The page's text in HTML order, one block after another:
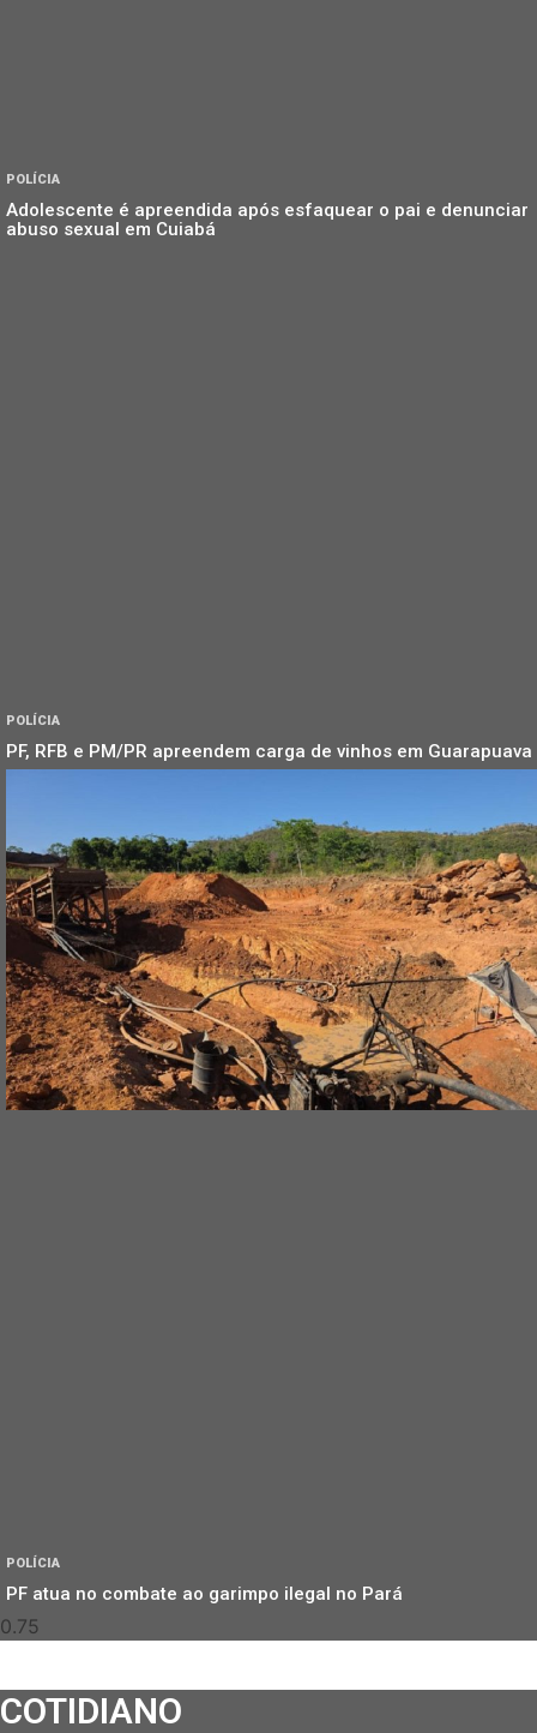
POLÍCIA
Adolescente é apreendida após esfaquear o pai e denunciar
abuso sexual em Cuiabá
POLÍCIA
PF, RFB e PM/PR apreendem carga de vinhos em Guarapuava
POLÍCIA
PF atua no combate ao garimpo ilegal no Pará
COTIDIANO